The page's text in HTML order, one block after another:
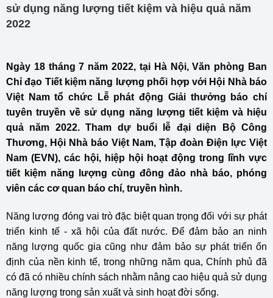
sử dụng năng lượng tiết kiệm và hiệu quả năm
2022
Ngày 18 tháng 7 năm 2022, tại Hà Nội, Văn phòng Ban
Chỉ đạo Tiết kiệm năng lượng phối hợp với Hội Nhà báo
Việt Nam tổ chức Lễ phát động Giải thưởng báo chí
tuyên truyền về sử dụng năng lượng tiết kiệm và hiệu
quả năm 2022. Tham dự buổi lễ đại diện Bộ Công
Thương, Hội Nhà báo Việt Nam, Tập đoàn Điện lực Việt
Nam (EVN), các hội, hiệp hội hoạt động trong lĩnh vực
tiết kiệm năng lượng cùng đông đảo nhà báo, phóng
viên các cơ quan báo chí, truyền hình.
Năng lượng đóng vai trò đặc biệt quan trọng đối với sự phát
triển kinh tế - xã hội của đất nước. Để đảm bảo an ninh
năng lượng quốc gia cũng như đảm bảo sự phát triển ổn
định của nền kinh tế, trong những năm qua, Chính phủ đã
có đã có nhiều chính sách nhằm nâng cao hiệu quả sử dụng
năng lượng trong sản xuất và sinh hoạt đời sống.